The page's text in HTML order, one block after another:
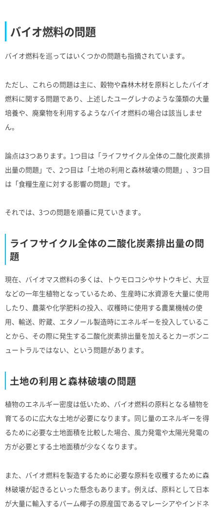
バイオ燃料の問題
バイオ燃料を巡ってはいくつかの問題も指摘されています。
ただし、これらの問題は主に、穀物や森林木材を原料としたバイオ
燃料に関する問題であり、上述したユーグレナのような藻類の大量
培養や、廃棄物を利用するようなバイオ燃料の場合は該当しませ
ん。
論点は3つあります。1つ目は「ライフサイクル全体の二酸化炭素排
出量の問題」で、2つ目は「土地の利用と森林破壊の問題」、3つ目
は「食糧生産に対する影響の問題」です。
それでは、3つの問題を順番に見ていきます。
ライフサイクル全体の二酸化炭素排出量の問
題
現在、バイオマス燃料の多くは、トウモロコシやサトウキビ、大豆
などの一年生植物となっているため、生産時に水資源を大量に使用
したり、農薬や化学肥料の投入、収穫時に使用する農業機械の使
用、輸送、貯蔵、エタノール製造時にエネルギーを投入しているこ
とから、その際に発生する二酸化炭素排出量を加えるとカーボンニ
ュートラルではない、という問題があります。
土地の利用と森林破壊の問題
植物のエネルギー密度は低いため、バイオ燃料の原料となる植物を
育てるのに広大な土地が必要になります。同じ量のエネルギーを得
るために必要な土地面積を比較した場合、風力発電や太陽光発電の
方が必要とする土地面積が少なくなります。
また、バイオ燃料を製造するために必要な原料を収穫するために森
林破壊が起きるといった懸念もあります。例えば、原料として日本
が大量に輸入するパーム椰子の原産国であるマレーシアやインドネ